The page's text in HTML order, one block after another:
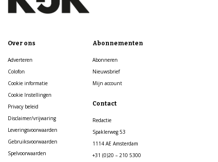
Over ons
Adverteren
Colofon
Cookie informatie
Cookie Instellingen
Privacy beleid
Disclaimer/vrijwaring
Leveringsvoorwaarden
Gebruiksvoorwaarden
Spelvoorwaarden
Abonnementen
Abonneren
Nieuwsbrief
Mijn account
Contact
Redactie
Spaklerweg 53
1114 AE Amsterdam
+31 (0)20 – 210 5300